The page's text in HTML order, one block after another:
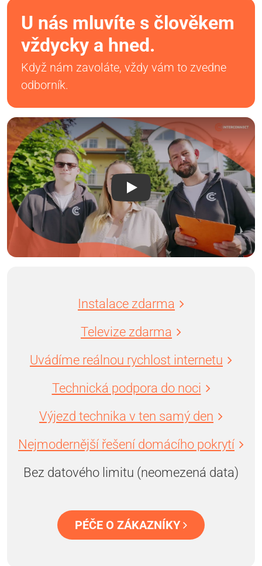
U nás mluvíte s člověkem
vždycky a hned.
Když nám zavoláte, vždy vám to zvedne
odborník.
Instalace zdarma
Televize zdarma
Uvádíme reálnou rychlost internetu
Technická podpora do noci
Výjezd technika v ten samý den
Nejmodernější řešení domácího pokrytí
Bez datového limitu (neomezená data)
PÉČE O ZÁKAZNÍKY